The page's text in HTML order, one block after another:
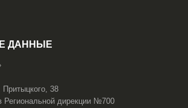
ДАННЫЕ
38
Региональной дирекции №700